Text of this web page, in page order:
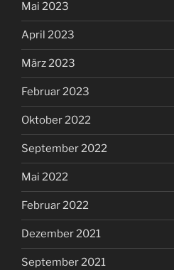
Mai 2023
April 2023
März 2023
Februar 2023
Oktober 2022
September 2022
Mai 2022
Februar 2022
Dezember 2021
September 2021